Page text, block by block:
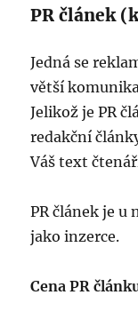
PR článek
Jedná se
větší
Jelikož je PR
redakční
Váš text
PR článek je u
jako inzerce.
Cena PR